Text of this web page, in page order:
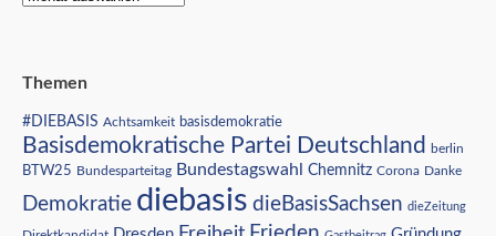
Themen
#DIEBASIS Achtsamkeit basisdemokratie
Basisdemokratische Partei Deutschland berlin
BTW25 Bundesparteitag Bundestagswahl Chemnitz Corona Danke
Demokratie diebasis dieBasisSachsen dieZeitung